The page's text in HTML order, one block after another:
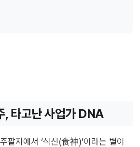
, 타고난 사업가 DNA
팔자에서 ‘식신(食神)’이라는 별이